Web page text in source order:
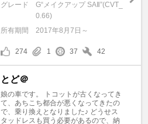
グレード
G“メイクアップ SAⅡ”(CVT_
0.66)
所有期間
2017年8月7日～
274 1 37 42
とど＠
娘の車です。 トコットが古くなってき
て、あちこち都合が悪くなってきたの
で、乗り換えとなりました♪ どうせス
タッドレスも買う必要があるので、納